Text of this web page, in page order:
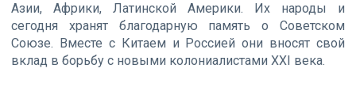
Азии, Африки, Латинской Америки. Их народы и
сегодня хранят благодарную память о Советском
Союзе. Вместе с Китаем и Россией они вносят свой
вклад в борьбу с новыми колониалистами ХХI века.